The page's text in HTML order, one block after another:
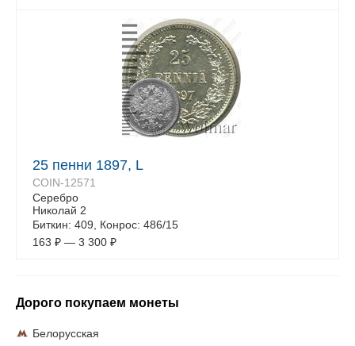
25 пенни 1897, L
COIN-12571
Серебро
Николай 2
Биткин: 409, Конрос: 486/15
163 ₽ — 3 300 ₽
Дорого покупаем монеты
Белорусская